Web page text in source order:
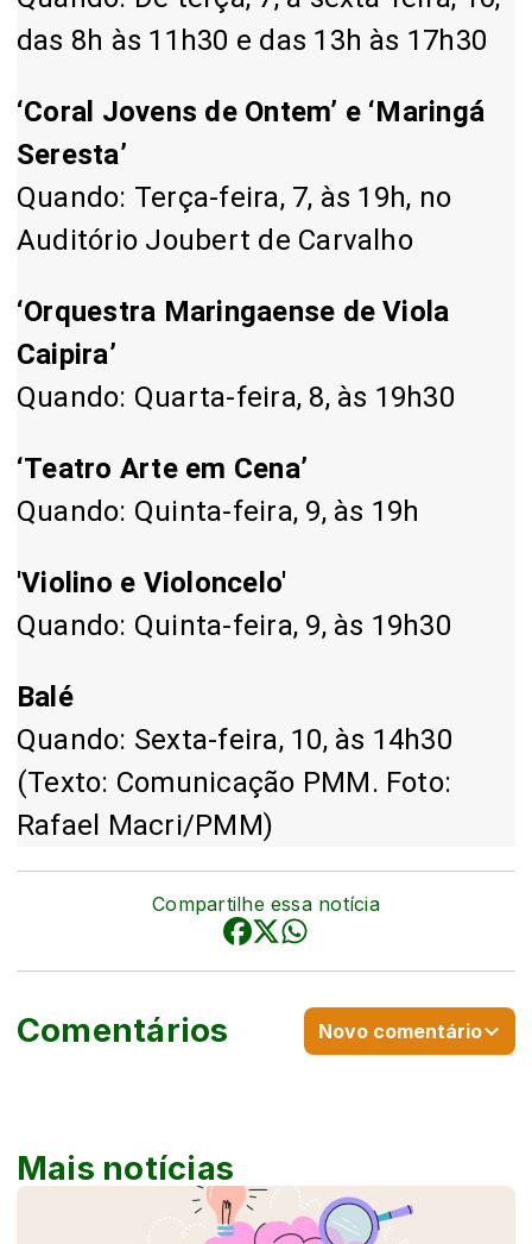
das 8h às 11h30 e das 13h às 17h30
‘Coral Jovens de Ontem’ e ‘Maringá
Seresta’
Quando: Terça-feira, 7, às 19h, no
Auditório Joubert de Carvalho
‘Orquestra Maringaense de Viola
Caipira’
Quando: Quarta-feira, 8, às 19h30
‘Teatro Arte em Cena’
Quando: Quinta-feira, 9, às 19h
'Violino e Violoncelo'
Quando: Quinta-feira, 9, às 19h30
Balé
Quando: Sexta-feira, 10, às 14h30
(Texto: Comunicação PMM. Foto:
Rafael Macri/PMM)
Compartilhe essa notícia
Comentários Novo comentário
Mais notícias